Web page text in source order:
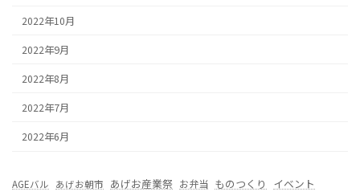
2022年10月
2022年9月
2022年8月
2022年7月
2022年6月
AGEバル あげお朝市 あげお産業祭 お弁当 ものつくり イベント